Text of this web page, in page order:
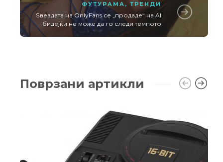
ФУТУРАМА , ТРЕНДИ
Ѕвездата на OnlyFans се „продаде“ на AI
бидејќи не може да го следи темпото
Поврзани артикли